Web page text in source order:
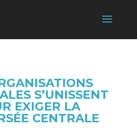
S’UNISSENT
EXIGER LA
CENTRALE